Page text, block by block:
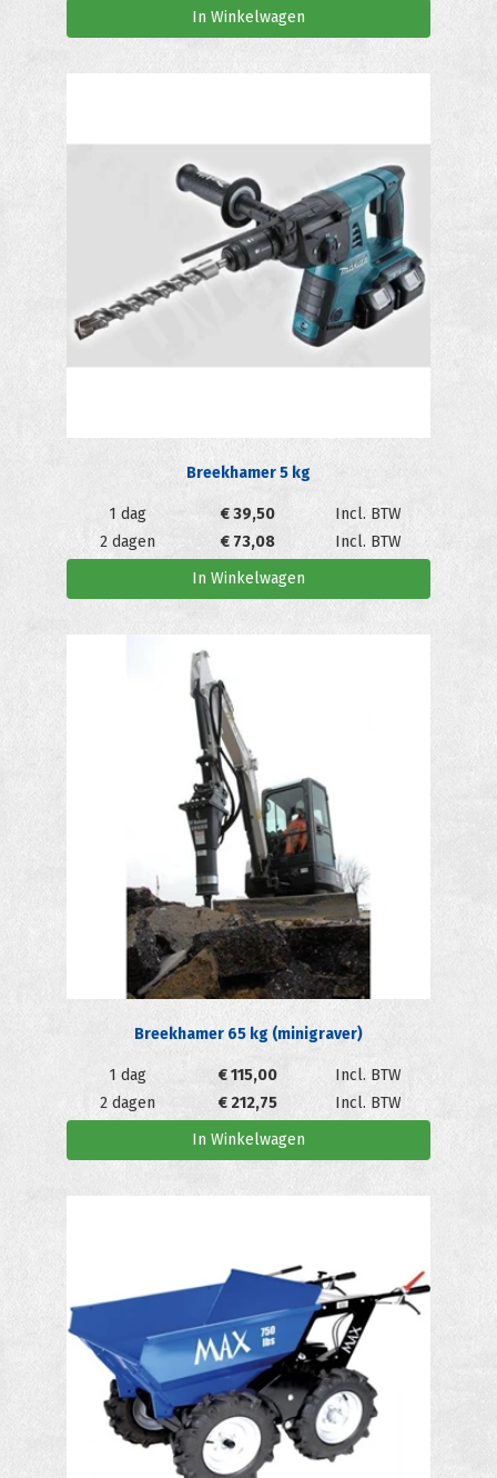
In Winkelwagen
Breekhamer 5 kg
1 dag €39,50
Incl. BTW
2 dagen
€ 73,08
Incl. BTW
In Winkelwagen
Breekhamer 65 kg (minigraver)
1 dag €115,00
Incl. BTW
2 dagen
€212,75
Incl. BTW
In Winkelwagen